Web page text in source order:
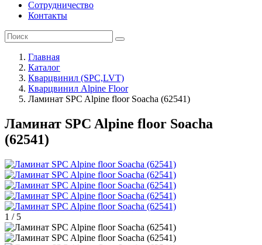
Сотрудничество
Контакты
Главная
Каталог
Кварцвинил (SPC,LVT)
Кварцвинил Alpine Floor
Ламинат SPC Alpine floor Soacha (62541)
Ламинат SPC Alpine floor Soacha
(62541)
1 / 5